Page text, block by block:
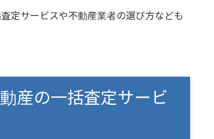
定サービスや不動産業者の選び方なども
産の一括査定サービ